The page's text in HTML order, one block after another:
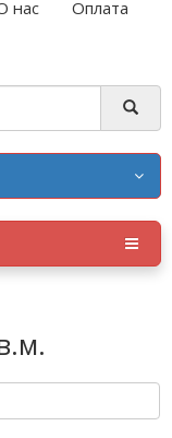
нас
Оплата